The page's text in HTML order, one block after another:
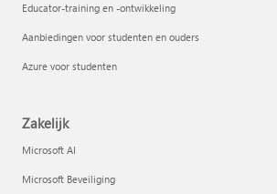
Educator-training en -ontwikkeling
Aanbiedingen voor studenten en ouders
Azure voor studenten
Zakelijk
Microsoft AI
Microsoft Beveiliging